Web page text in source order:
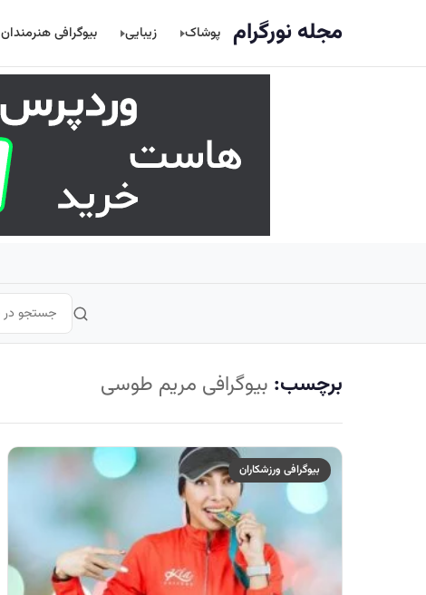
مجله نورگرام پوشاک زیبایی بیوگرافی هنرمندان
برچسب: بیوگرافی مریم طوسی
بیوگرافی ورزشکاران